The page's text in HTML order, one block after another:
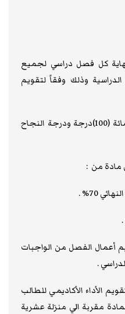
نهاية كل فصل دراسي لجميع
وذلك وفقاً لتقويم
9/2 الدرجة الكاملة لكل مادة مائة (100)درجة ودرجة النجاح
أعمال الفصل من الواجبات
.
الأداء الأكاديمي للطالب
مقربة الي منزلة عشرية